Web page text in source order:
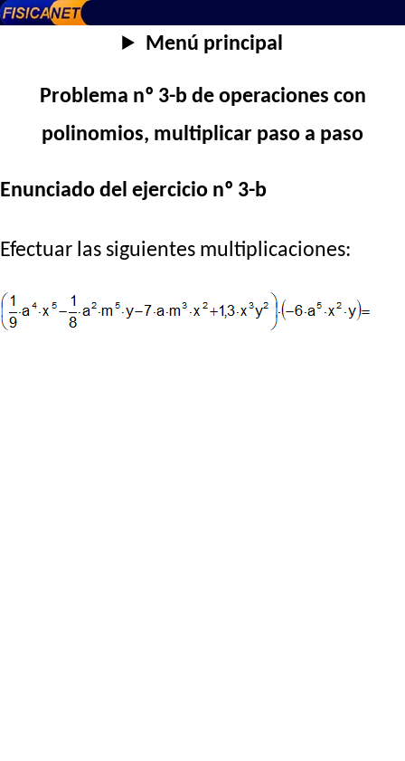
Menú principal
Problema nº 3-b de operaciones con
polinomios, multiplicar paso a paso
Enunciado del ejercicio nº 3-b
Efectuar las siguientes multiplicaciones: